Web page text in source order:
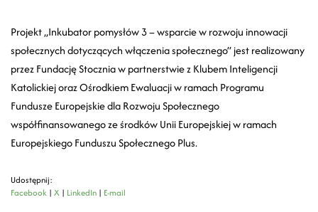
Projekt „Inkubator pomysłów 3 – wsparcie w rozwoju innowacji
społecznych dotyczących włączenia społecznego” jest realizowany
przez Fundację Stocznia w partnerstwie z Klubem Inteligencji
Katolickiej oraz Ośrodkiem Ewaluacji w ramach Programu
Fundusze Europejskie dla Rozwoju Społecznego
współfinansowanego ze środków Unii Europejskiej w ramach
Europejskiego Funduszu Społecznego Plus.
Udostępnij:
Facebook | X | LinkedIn | E-mail